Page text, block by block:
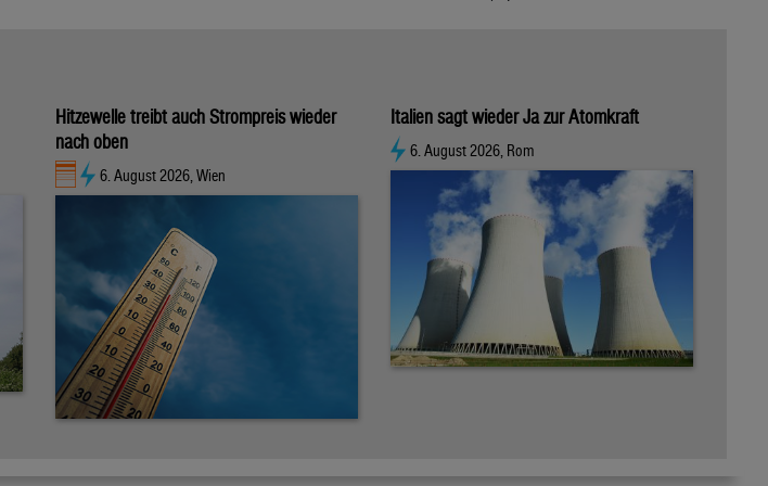
Hitzewelle treibt auch Strompreis wieder
nach oben
6. August 2026, Wien
Italien sagt wieder Ja zur Atomkraft
6. August 2026, Rom